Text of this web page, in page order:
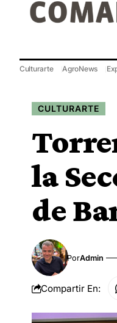
Culturarte AgroNews
CULTURARTE
la
de
PorAdmin
Compartir En: